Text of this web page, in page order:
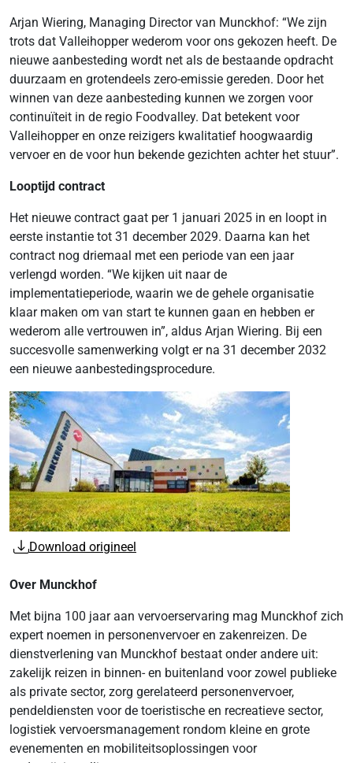
Arjan Wiering, Managing Director van Munckhof: “We zijn
trots dat Valleihopper wederom voor ons gekozen heeft. De
nieuwe aanbesteding wordt net als de bestaande opdracht
duurzaam en grotendeels zero-emissie gereden. Door het
winnen van deze aanbesteding kunnen we zorgen voor
continuïteit in de regio Foodvalley. Dat betekent voor
Valleihopper en onze reizigers kwalitatief hoogwaardig
vervoer en de voor hun bekende gezichten achter het stuur”.
Looptijd contract
Het nieuwe contract gaat per 1 januari 2025 in en loopt in
eerste instantie tot 31 december 2029. Daarna kan het
contract nog driemaal met een periode van een jaar
verlengd worden. “We kijken uit naar de
implementatieperiode, waarin we de gehele organisatie
klaar maken om van start te kunnen gaan en hebben er
wederom alle vertrouwen in”, aldus Arjan Wiering. Bij een
succesvolle samenwerking volgt er na 31 december 2032
een nieuwe aanbestedingsprocedure.
Download origineel
Over Munckhof
Met bijna 100 jaar aan vervoerservaring mag Munckhof zich
expert noemen in personenvervoer en zakenreizen. De
dienstverlening van Munckhof bestaat onder andere uit:
zakelijk reizen in binnen- en buitenland voor zowel publieke
als private sector, zorg gerelateerd personenvervoer,
pendeldiensten voor de toeristische en recreatieve sector,
logistiek vervoersmanagement rondom kleine en grote
evenementen en mobiliteitsoplossingen voor